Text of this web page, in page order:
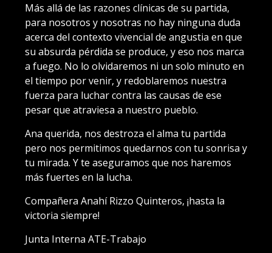
Más allá de las razones clínicas de su partida,
para nosotros y nosotras no hay ninguna duda
acerca del contexto vivencial de angustia en que
su absurda pérdida se produce, y eso nos marca
a fuego. No lo olvidaremos ni un solo minuto en
el tiempo por venir, y redoblaremos nuestra
fuerza para luchar contra las causas de ese
pesar que atraviesa a nuestro pueblo.
Ana querida, nos destroza el alma tu partida
pero nos permitimos quedarnos con tu sonrisa y
tu mirada. Y te aseguramos que nos haremos
más fuertes en la lucha.
Compañera Anahí Rizzo Quinteros, ¡hasta la
victoria siempre!
Junta Interna ATE-Trabajo